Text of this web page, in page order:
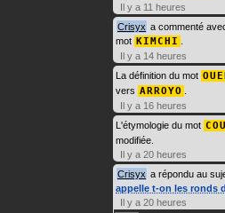
Il y a 11 heures
Crisyx a commenté
mot KIMCHI
Il y a 14 heures
La définition du mot
vers ARROYO
Il y a 16 heures
L'étymologie du mot
modifiée.
Il y a 20 heures
Crisyx a répondu au
appelle t-on les ronds
Il y a 20 heures